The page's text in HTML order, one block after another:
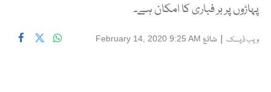
پہاڑوں پر بر فباری کا امکان ہے۔
ویب ڈیسک | شائع February 14, 2020 9:25 AM